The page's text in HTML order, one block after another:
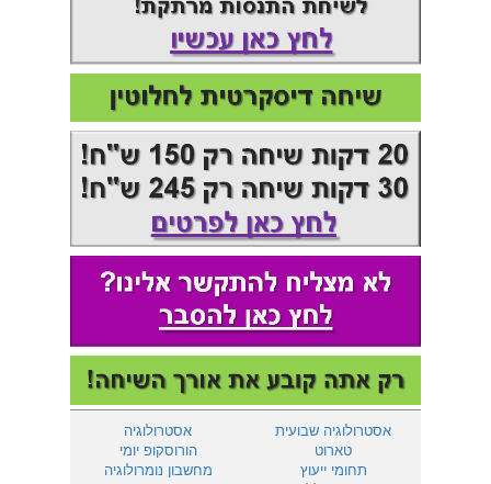
אסטרולוגיה
אסטרולוגיה שבועית
הורוסקופ יומי
טארוט
מחשבון נומרולוגיה
תחומי ייעוץ